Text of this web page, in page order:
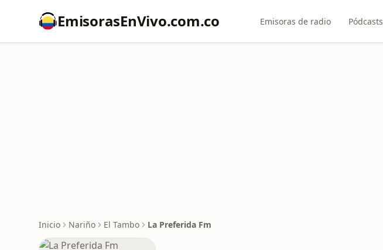
EmisorasEnVivo.com.co Emisoras de radio Pódcasts
Inicio Nariño El Tambo La Preferida Fm